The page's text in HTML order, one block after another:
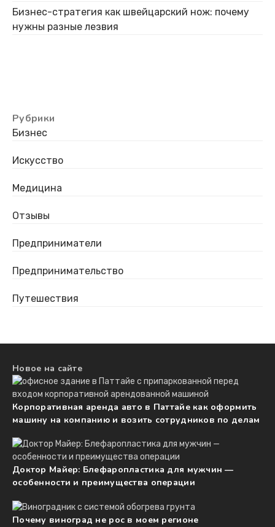
Бизнес-стратегия как швейцарский нож: почему
нужны разные лезвия
Рубрики
Бизнес
Искусство
Медицина
Отзывы
Предприниматели
Предпринимательство
Путешествия
Новое на сайте
Корпоративная аренда авто в Паттайе как оформить
машину на компанию и возить сотрудников по делам
Доктор Майер: Блефаропластика для мужчин —
особенности и преимущества операции
Почему виноград не рос в моем регионе